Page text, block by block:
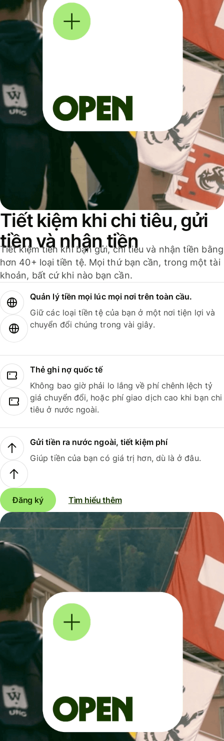
Tiết kiệm khi chi tiêu, gửi
tiền và nhận tiền
Tiết kiệm tiền khi bạn gửi, chi tiêu và nhận tiền bằng
hơn 40+ loại tiền tệ. Mọi thứ bạn cần, trong một tài
khoản, bất cứ khi nào bạn cần.
Quản lý tiền mọi lúc mọi nơi trên toàn cầu.
Giữ các loại tiền tệ của bạn ở một nơi tiện lợi và
chuyển đổi chúng trong vài giây.
Thẻ ghi nợ quốc tế
Không bao giờ phải lo lắng về phí chênh lệch tỷ
giá chuyển đổi, hoặc phí giao dịch cao khi bạn chi
tiêu ở nước ngoài.
Gửi tiền ra nước ngoài, tiết kiệm phí
Giúp tiền của bạn có giá trị hơn, dù là ở đâu.
Đăng ký Tìm hiểu thêm